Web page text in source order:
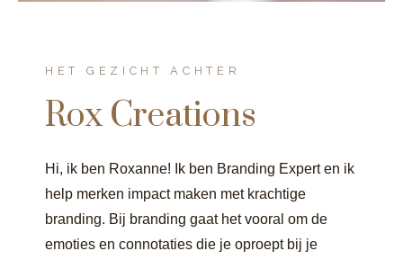
HET GEZICHT ACHTER
Rox Creations
Hi, ik ben Roxanne! Ik ben Branding Expert en ik
help merken impact maken met krachtige
branding. Bij branding gaat het vooral om de
emoties en connotaties die je oproept bij je